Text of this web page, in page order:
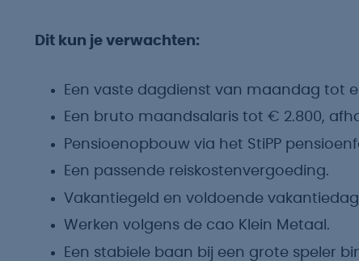
Dit kun je verwachten:
Een vaste dagdienst van maandag tot
Een bruto maandsalaris tot € 2.800,
Pensioenopbouw via het StiPP
Een passende reiskostenvergoeding.
Vakantiegeld en voldoende
Werken volgens de cao Klein Metaal.
Een stabiele baan bij een grote speler